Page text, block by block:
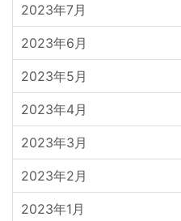
2023年7月
2023年6月
2023年5月
2023年4月
2023年3月
2023年2月
2023年1月